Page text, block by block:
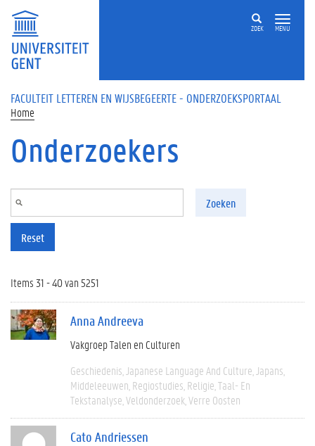
Overslaan en naar de inhoud gaan
ZOEK MENU
FACULTEIT LETTEREN EN WIJSBEGEERTE - ONDERZOEKSPORTAAL
Home
Onderzoekers
Zoeken
Reset
Items 31 - 40 van 5251
Anna Andreeva
Vakgroep Talen en Culturen
Geschiedenis Japanese Language And Culture Japans
Middeleeuwen Regiostudies Religie Taal- En
Tekstanalyse Veldonderzoek Verre Oosten
Cato Andriessen